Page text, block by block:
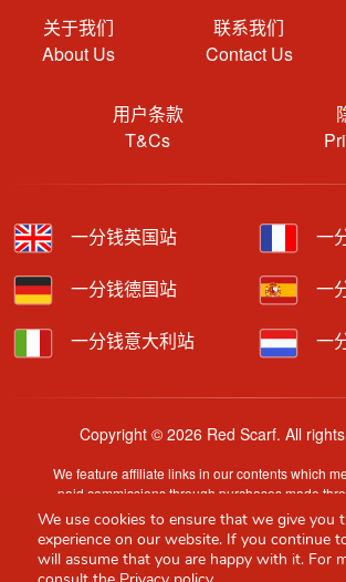
关于我们
About Us
联系我们
Contact Us
用户条款
T&Cs
一分钱英国站 一
一分钱德国站 一
一分钱意大利站 一
Copyright © 2026 Red Scarf. All
We feature affiliate links in our contents which
paid commissions through purchases made
retailer sites.
Content is provided by users, brands or
information may have been generated by AI
guidance only. Accuracy and availability may
We use cookies to ensure that we give you
experience on our website. If you continue
will assume that you are happy with it. For